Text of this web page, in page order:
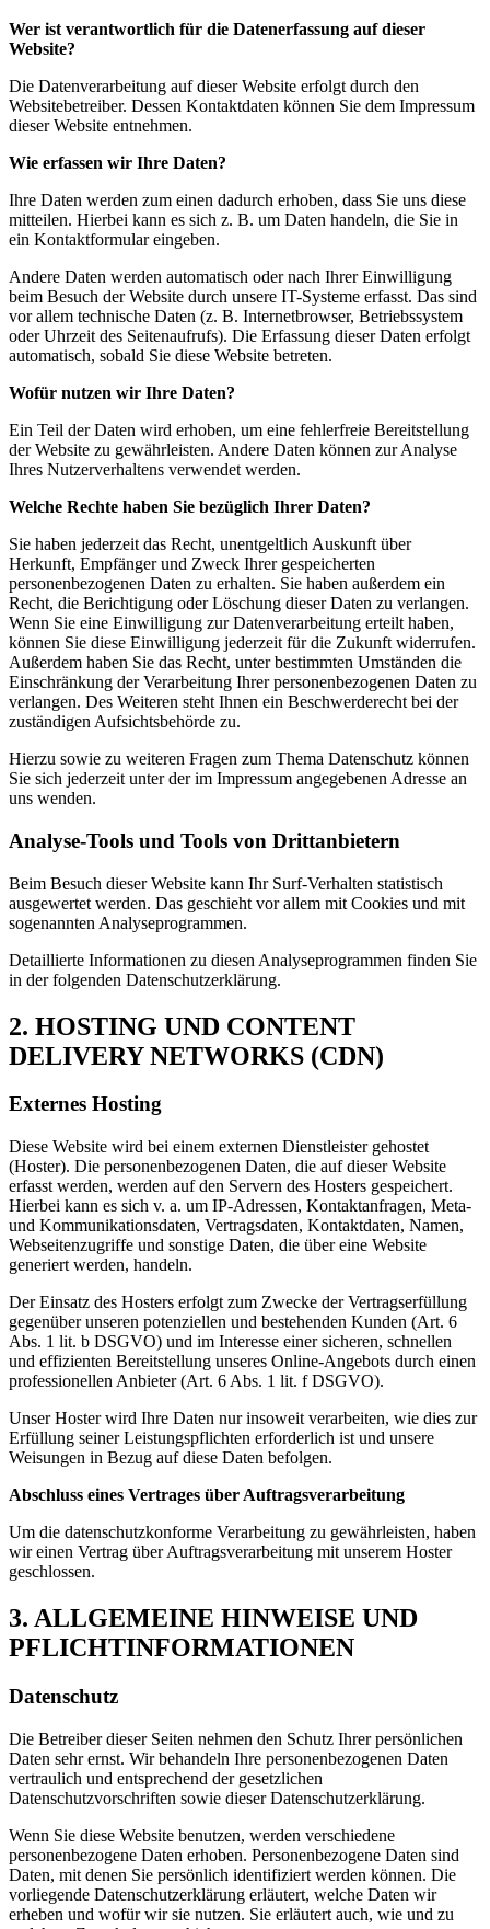
Wer ist verantwortlich für die Datenerfassung auf dieser
Website?
Die Datenverarbeitung auf dieser Website erfolgt durch den
Websitebetreiber. Dessen Kontaktdaten können Sie dem Impressum
dieser Website entnehmen.
Wie erfassen wir Ihre Daten?
Ihre Daten werden zum einen dadurch erhoben, dass Sie uns diese
mitteilen. Hierbei kann es sich z. B. um Daten handeln, die Sie in
ein Kontaktformular eingeben.
Andere Daten werden automatisch oder nach Ihrer Einwilligung
beim Besuch der Website durch unsere IT-Systeme erfasst. Das sind
vor allem technische Daten (z. B. Internetbrowser, Betriebssystem
oder Uhrzeit des Seitenaufrufs). Die Erfassung dieser Daten erfolgt
automatisch, sobald Sie diese Website betreten.
Wofür nutzen wir Ihre Daten?
Ein Teil der Daten wird erhoben, um eine fehlerfreie Bereitstellung
der Website zu gewährleisten. Andere Daten können zur Analyse
Ihres Nutzerverhaltens verwendet werden.
Welche Rechte haben Sie bezüglich Ihrer Daten?
Sie haben jederzeit das Recht, unentgeltlich Auskunft über
Herkunft, Empfänger und Zweck Ihrer gespeicherten
personenbezogenen Daten zu erhalten. Sie haben außerdem ein
Recht, die Berichtigung oder Löschung dieser Daten zu verlangen.
Wenn Sie eine Einwilligung zur Datenverarbeitung erteilt haben,
können Sie diese Einwilligung jederzeit für die Zukunft widerrufen.
Außerdem haben Sie das Recht, unter bestimmten Umständen die
Einschränkung der Verarbeitung Ihrer personenbezogenen Daten zu
verlangen. Des Weiteren steht Ihnen ein Beschwerderecht bei der
zuständigen Aufsichtsbehörde zu.
Hierzu sowie zu weiteren Fragen zum Thema Datenschutz können
Sie sich jederzeit unter der im Impressum angegebenen Adresse an
uns wenden.
Analyse-Tools und Tools von Drittanbietern
Beim Besuch dieser Website kann Ihr Surf-Verhalten statistisch
ausgewertet werden. Das geschieht vor allem mit Cookies und mit
sogenannten Analyseprogrammen.
Detaillierte Informationen zu diesen Analyseprogrammen finden Sie
in der folgenden Datenschutzerklärung.
2. HOSTING UND CONTENT
DELIVERY NETWORKS (CDN)
Externes Hosting
Diese Website wird bei einem externen Dienstleister gehostet
(Hoster). Die personenbezogenen Daten, die auf dieser Website
erfasst werden, werden auf den Servern des Hosters gespeichert.
Hierbei kann es sich v. a. um IP-Adressen, Kontaktanfragen, Meta-
und Kommunikationsdaten, Vertragsdaten, Kontaktdaten, Namen,
Webseitenzugriffe und sonstige Daten, die über eine Website
generiert werden, handeln.
Der Einsatz des Hosters erfolgt zum Zwecke der Vertragserfüllung
gegenüber unseren potenziellen und bestehenden Kunden (Art. 6
Abs. 1 lit. b DSGVO) und im Interesse einer sicheren, schnellen
und effizienten Bereitstellung unseres Online-Angebots durch einen
professionellen Anbieter (Art. 6 Abs. 1 lit. f DSGVO).
Unser Hoster wird Ihre Daten nur insoweit verarbeiten, wie dies zur
Erfüllung seiner Leistungspflichten erforderlich ist und unsere
Weisungen in Bezug auf diese Daten befolgen.
Abschluss eines Vertrages über Auftragsverarbeitung
Um die datenschutzkonforme Verarbeitung zu gewährleisten, haben
wir einen Vertrag über Auftragsverarbeitung mit unserem Hoster
geschlossen.
3. ALLGEMEINE HINWEISE UND
PFLICHTINFORMATIONEN
Datenschutz
Die Betreiber dieser Seiten nehmen den Schutz Ihrer persönlichen
Daten sehr ernst. Wir behandeln Ihre personenbezogenen Daten
vertraulich und entsprechend der gesetzlichen
Datenschutzvorschriften sowie dieser Datenschutzerklärung.
Wenn Sie diese Website benutzen, werden verschiedene
personenbezogene Daten erhoben. Personenbezogene Daten sind
Daten, mit denen Sie persönlich identifiziert werden können. Die
vorliegende Datenschutzerklärung erläutert, welche Daten wir
erheben und wofür wir sie nutzen. Sie erläutert auch, wie und zu